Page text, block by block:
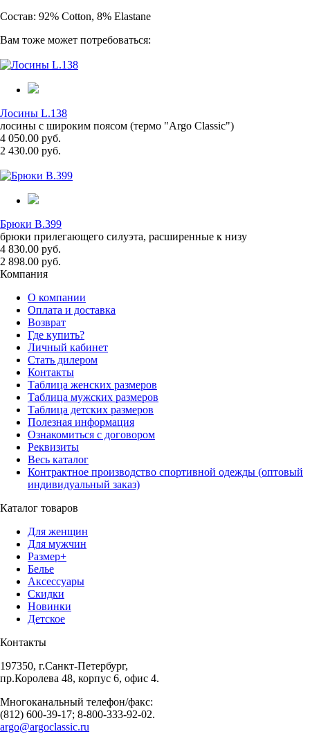
Состав: 92% Cotton, 8% Elastane
Вам тоже может потребоваться:
Лосины L.138
лосины с широким поясом (термо "Argo Classic")
4 050.00 руб.
2 430.00 руб.
Брюки B.399
брюки прилегающего силуэта, расширенные к низу
4 830.00 руб.
2 898.00 руб.
Компания
О компании
Оплата и доставка
Возврат
Где купить?
Личный кабинет
Стать дилером
Контакты
Таблица женских размеров
Таблица мужских размеров
Таблица детских размеров
Полезная информация
Ознакомиться с договором
Реквизиты
Весь каталог
Контрактное производство спортивной одежды (оптовый
индивидуальный заказ)
Каталог товаров
Для женщин
Для мужчин
Размер+
Белье
Аксессуары
Скидки
Новинки
Детское
Контакты
197350, г.Санкт-Петербург,
пр.Королева 48, корпус 6, офис 4.
Многоканальный телефон/факс:
(812) 600-39-17; 8-800-333-92-02.
argo@argoclassic.ru